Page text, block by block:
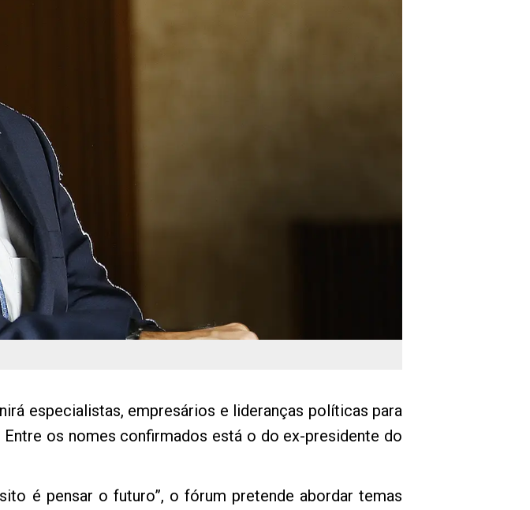
especialistas, empresários e lideranças políticas para
os nomes confirmados está o do ex-presidente do
é pensar o futuro”, o fórum pretende abordar temas